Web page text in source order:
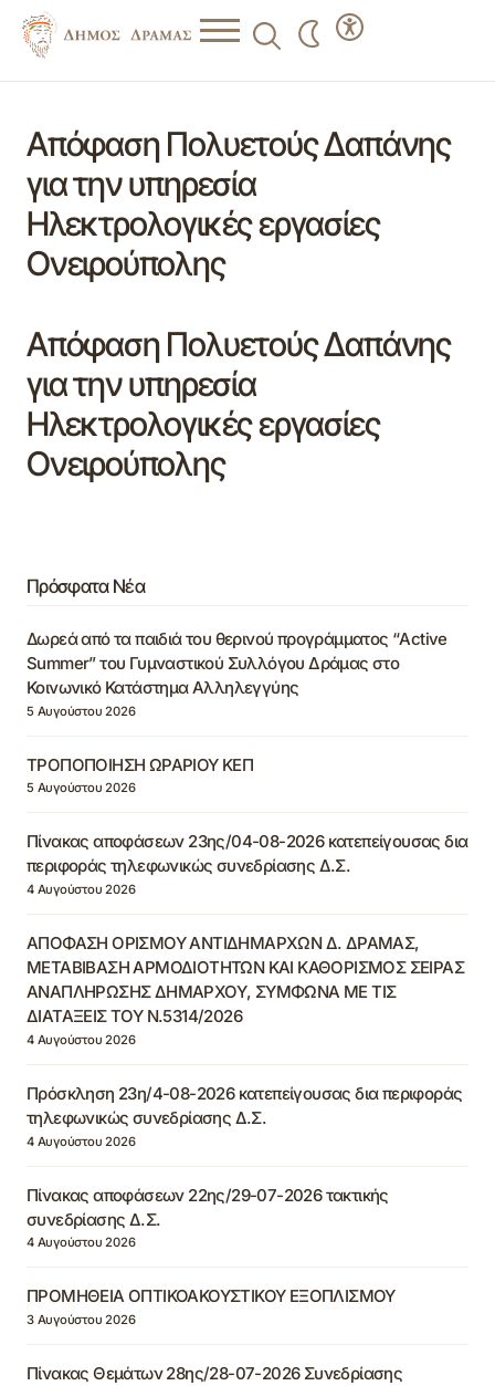
Απόφαση Πολυετούς Δαπάνης
για την υπηρεσία
Ηλεκτρολογικές εργασίες
Ονειρούπολης
Απόφαση Πολυετούς Δαπάνης
για την υπηρεσία
Ηλεκτρολογικές εργασίες
Ονειρούπολης
Πρόσφατα Νέα
Δωρεά από τα παιδιά του θερινού προγράμματος “Active
Summer” του Γυμναστικού Συλλόγου Δράμας στο
Κοινωνικό Κατάστημα Αλληλεγγύης
5 Αυγούστου 2026
ΤΡΟΠΟΠΟΙΗΣΗ ΩΡΑΡΙΟΥ ΚΕΠ
5 Αυγούστου 2026
Πίνακας αποφάσεων 23ης/04-08-2026 κατεπείγουσας δια
περιφοράς τηλεφωνικώς συνεδρίασης Δ.Σ.
4 Αυγούστου 2026
ΑΠΟΦΑΣΗ ΟΡΙΣΜΟΥ ΑΝΤΙΔΗΜΑΡΧΩΝ Δ. ΔΡΑΜΑΣ,
ΜΕΤΑΒΙΒΑΣΗ ΑΡΜΟΔΙΟΤΗΤΩΝ ΚΑΙ ΚΑΘΟΡΙΣΜΟΣ ΣΕΙΡΑΣ
ΑΝΑΠΛΗΡΩΣΗΣ ΔΗΜΑΡΧΟΥ, ΣΥΜΦΩΝΑ ΜΕ ΤΙΣ
ΔΙΑΤΑΞΕΙΣ ΤΟΥ Ν.5314/2026
4 Αυγούστου 2026
Πρόσκληση 23η/4-08-2026 κατεπείγουσας δια περιφοράς
τηλεφωνικώς συνεδρίασης Δ.Σ.
4 Αυγούστου 2026
Πίνακας αποφάσεων 22ης/29-07-2026 τακτικής
συνεδρίασης Δ.Σ.
4 Αυγούστου 2026
ΠΡΟΜΗΘΕΙΑ ΟΠΤΙΚΟΑΚΟΥΣΤΙΚΟΥ ΕΞΟΠΛΙΣΜΟΥ
3 Αυγούστου 2026
Πίνακας Θεμάτων 28ης/28-07-2026 Συνεδρίασης